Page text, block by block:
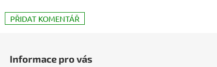
PŘIDAT KOMENTÁŘ
Informace pro vás